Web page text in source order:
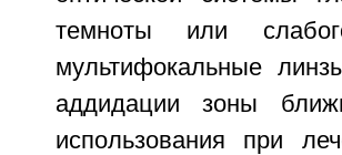
темноты или
мультифокальные
аддидации зоны
использования при